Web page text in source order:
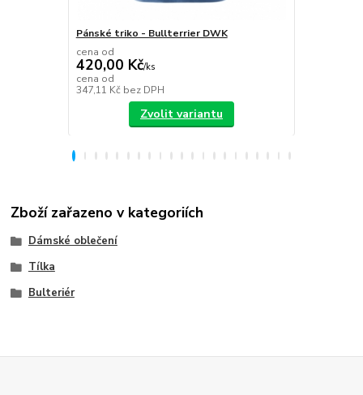
Pánské triko - Bullterrier DWK
cena od
420,00 Kč/ks
cena od
347,11 Kč bez DPH
Zvolit variantu
Zboží zařazeno v kategoriích
Dámské oblečení
Tílka
Bulteriér